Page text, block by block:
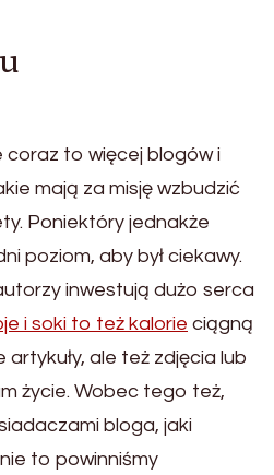
to więcej blogów i
mają za misję wzbudzić
Poniektóry jednakże
poziom, aby był ciekawy.
inwestują dużo serca
i soki to też kalorie ciągną
ale też zdjęcia lub
życie. Wobec tego też,
bloga, jaki
to powinniśmy